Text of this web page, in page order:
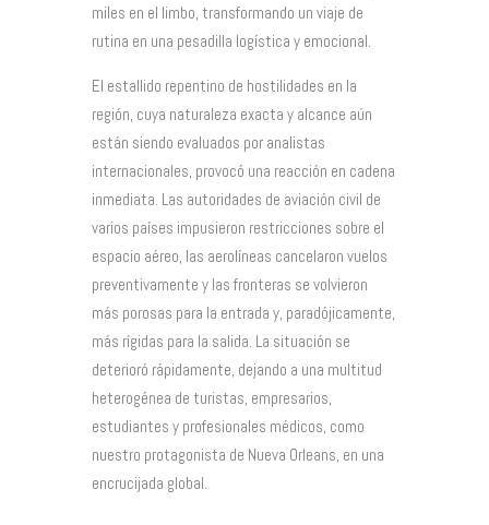
miles en el limbo, transformando un viaje de
rutina en una pesadilla logística y emocional.
El estallido repentino de hostilidades en la
región, cuya naturaleza exacta y alcance aún
están siendo evaluados por analistas
internacionales, provocó una reacción en cadena
inmediata. Las autoridades de aviación civil de
varios países impusieron restricciones sobre el
espacio aéreo, las aerolíneas cancelaron vuelos
preventivamente y las fronteras se volvieron
más porosas para la entrada y, paradójicamente,
más rígidas para la salida. La situación se
deterioró rápidamente, dejando a una multitud
heterogénea de turistas, empresarios,
estudiantes y profesionales médicos, como
nuestro protagonista de Nueva Orleans, en una
encrucijada global.